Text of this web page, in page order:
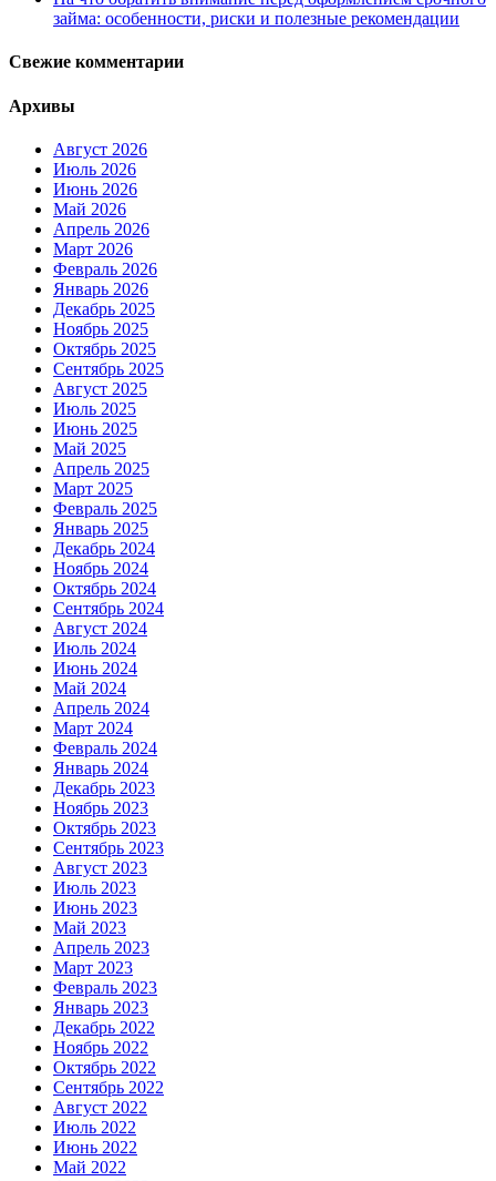
займа: особенности, риски и полезные рекомендации
Свежие комментарии
Архивы
Август 2026
Июль 2026
Июнь 2026
Май 2026
Апрель 2026
Март 2026
Февраль 2026
Январь 2026
Декабрь 2025
Ноябрь 2025
Октябрь 2025
Сентябрь 2025
Август 2025
Июль 2025
Июнь 2025
Май 2025
Апрель 2025
Март 2025
Февраль 2025
Январь 2025
Декабрь 2024
Ноябрь 2024
Октябрь 2024
Сентябрь 2024
Август 2024
Июль 2024
Июнь 2024
Май 2024
Апрель 2024
Март 2024
Февраль 2024
Январь 2024
Декабрь 2023
Ноябрь 2023
Октябрь 2023
Сентябрь 2023
Август 2023
Июль 2023
Июнь 2023
Май 2023
Апрель 2023
Март 2023
Февраль 2023
Январь 2023
Декабрь 2022
Ноябрь 2022
Октябрь 2022
Сентябрь 2022
Август 2022
Июль 2022
Июнь 2022
Май 2022